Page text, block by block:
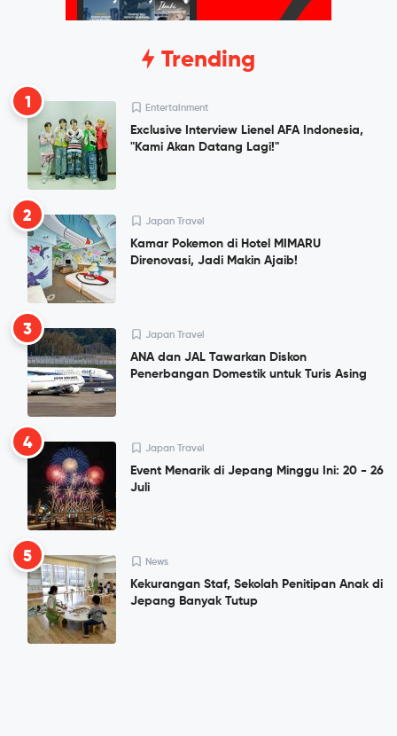
Trending
1 Entertainment
Exclusive Interview Lienel AFA Indonesia,
"Kami Akan Datang Lagi!"
2 Japan Travel
Kamar Pokemon di Hotel MIMARU
Direnovasi, Jadi Makin Ajaib!
3 Japan Travel
ANA dan JAL Tawarkan Diskon
Penerbangan Domestik untuk Turis Asing
4 Japan Travel
Event Menarik di Jepang Minggu Ini: 20 - 26
Juli
5 News
Kekurangan Staf, Sekolah Penitipan Anak di
Jepang Banyak Tutup